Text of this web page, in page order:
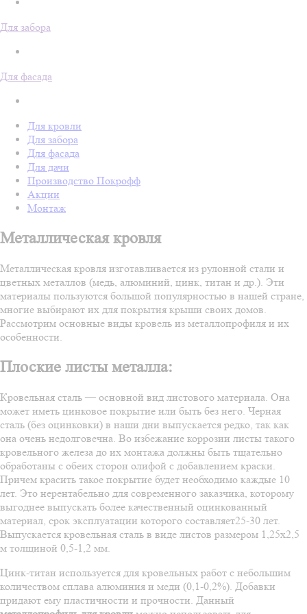
Для забора
Для фасада
Для кровли
Для забора
Для фасада
Для дачи
Производство Покрофф
Акции
Монтаж
Металлическая кровля
Металлическая кровля изготавливается из рулонной стали и
цветных металлов (медь, алюминий, цинк, титан и др.). Эти
материалы пользуются большой популярностью в нашей стране,
многие выбирают их для покрытия крыши своих домов.
Рассмотрим основные виды кровель из металлопрофиля и их
особенности.
Плоские листы металла:
Кровельная сталь — основной вид листового материала. Она
может иметь цинковое покрытие или быть без него. Черная
сталь (без оцинковки) в наши дни выпускается редко, так как
она очень недолговечна. Во избежание коррозии листы такого
кровельного железа до их монтажа должны быть тщательно
обработаны с обеих сторон олифой с добавлением краски.
Причем красить такое покрытие будет необходимо каждые 10
лет. Это нерентабельно для современного заказчика, которому
выгоднее выпускать более качественный оцинкованный
материал, срок эксплуатации которого составляет25-30 лет.
Выпускается кровельная сталь в виде листов размером 1,25х2,5
м толщиной 0,5-1,2 мм.
Цинк-титан используется для кровельных работ с небольшим
количеством сплава алюминия и меди (0,1-0,2%). Добавки
придают ему пластичности и прочности. Данный